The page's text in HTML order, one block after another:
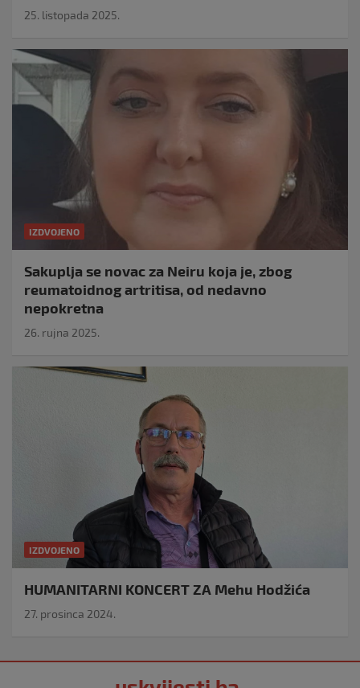
25. listopada 2025.
IZDVOJENO
Sakuplja se novac za Neiru koja je, zbog
reumatoidnog artritisa, od nedavno
nepokretna
26. rujna 2025.
IZDVOJENO
HUMANITARNI KONCERT ZA Mehu Hodžića
27. prosinca 2024.